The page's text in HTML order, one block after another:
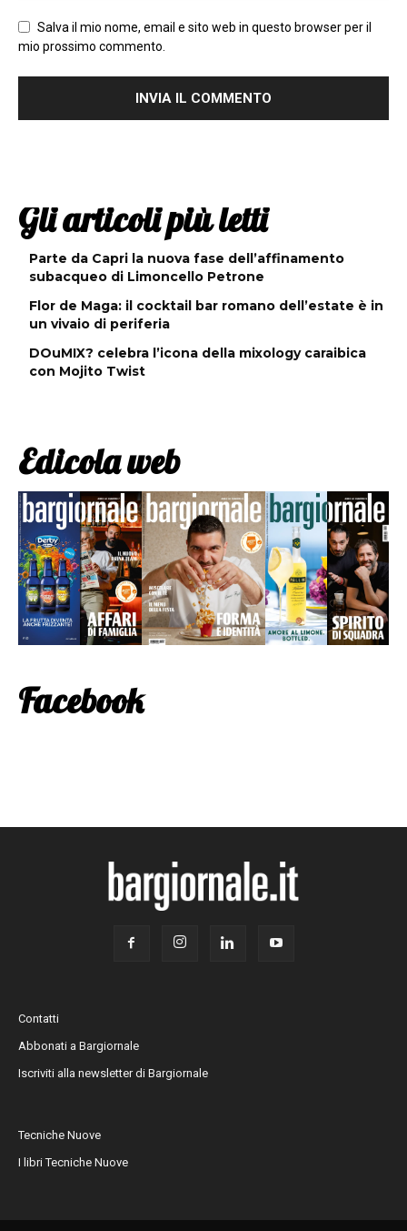
Salva il mio nome, email e sito web in questo browser per il
mio prossimo commento.
Gli articoli più letti
Parte da Capri la nuova fase dell’affinamento
subacqueo di Limoncello Petrone
Flor de Maga: il cocktail bar romano dell’estate è in
un vivaio di periferia
DOuMIX? celebra l’icona della mixology caraibica
con Mojito Twist
Edicola web
Facebook
Contatti
Abbonati a Bargiornale
Iscriviti alla newsletter di Bargiornale
Tecniche Nuove
I libri Tecniche Nuove